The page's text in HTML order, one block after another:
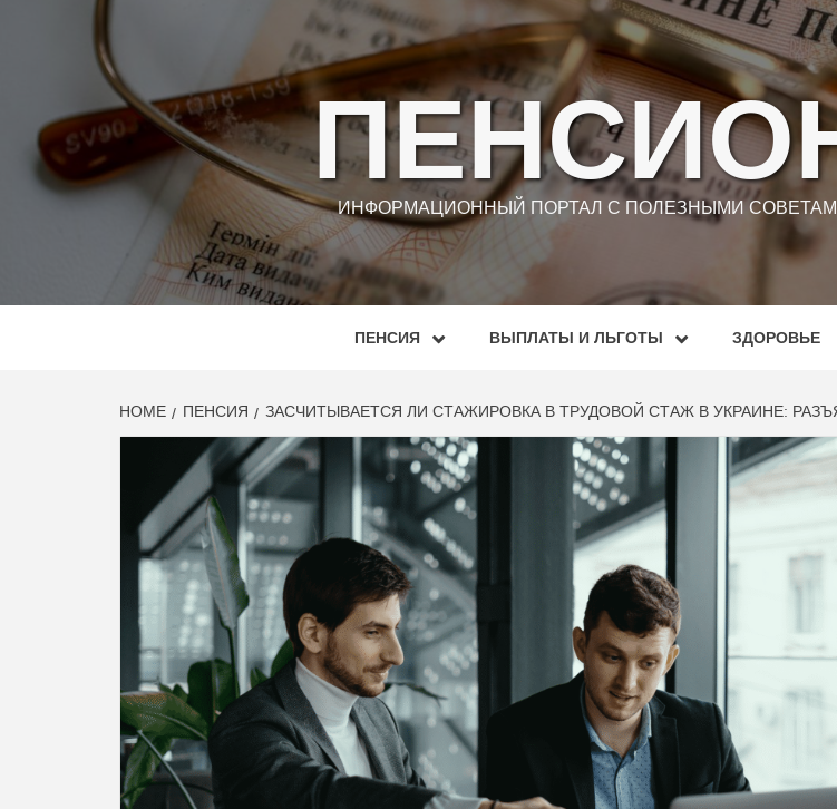
ИНФОРМАЦИОННЫЙ ПОРТАЛ С ПОЛЕЗНЫМИ
ПЕНСИЯ ВЫПЛАТЫ И ЛЬГОТЫ ЗДОРОВЬЕ
HOME ПЕНСИЯ ЗАСЧИТЫВАЕТСЯ ЛИ СТАЖИРОВКА В ТРУДОВОЙ СТАЖ В УКРАИНЕ: